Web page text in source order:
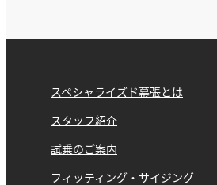
スペシャライズド幕張とは
スタッフ紹介
試乗のご案内
フィッティング・サイジング